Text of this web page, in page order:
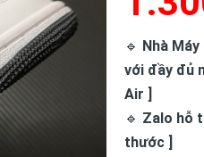
🔹 Nhà
với đầy đủ
Air ]
🔹 Zalo hỗ
thước ]